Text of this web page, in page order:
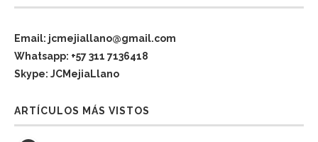
Email: jcmejiallano@gmail.com
Whatsapp: +57 311 7136418
Skype: JCMejiaLlano
ARTÍCULOS MÁS VISTOS